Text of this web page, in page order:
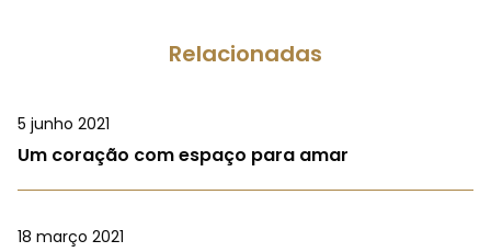
Relacionadas
5 junho 2021
Um coração com espaço para amar
18 março 2021